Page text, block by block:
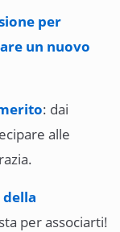
per
un nuovo
: dai
alle
per associarti!